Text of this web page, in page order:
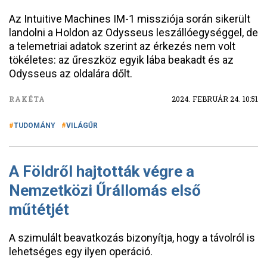
Az Intuitive Machines IM-1 missziója során sikerült
landolni a Holdon az Odysseus leszállóegységgel, de
a telemetriai adatok szerint az érkezés nem volt
tökéletes: az űreszköz egyik lába beakadt és az
Odysseus az oldalára dőlt.
RAKÉTA 2024. FEBRUÁR 24. 10:51
TUDOMÁNY VILÁGŰR
A Földről hajtották végre a
Nemzetközi Űrállomás első
műtétjét
A szimulált beavatkozás bizonyítja, hogy a távolról is
lehetséges egy ilyen operáció.